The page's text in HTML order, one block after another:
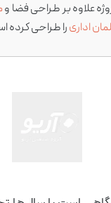
علاوه بر طراحی فضا و
اداریرا طراحی کرده